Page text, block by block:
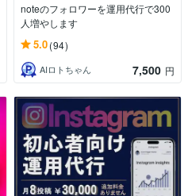
noteのフォロワーを運用代行で300
人増やします
5.0(94)
AIロトちゃん 7,500 円